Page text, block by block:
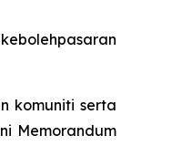
komuniti serta
Memorandum